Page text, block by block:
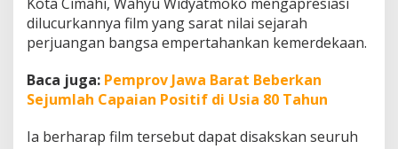
Kota Cimahi, Wahyu Widyatmoko mengapresiasi
dilucurkannya film yang sarat nilai sejarah
perjuangan bangsa empertahankan kemerdekaan.
Baca juga: Pemprov Jawa Barat Beberkan
Sejumlah Capaian Positif di Usia 80 Tahun
Ia berharap film tersebut dapat disakskan seuruh